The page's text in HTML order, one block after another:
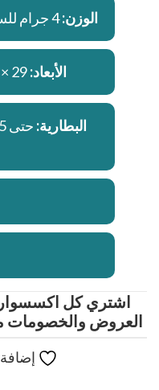
الوزن:4 جرام للسماعة الواحدة، 40 جرام للعلبة.
الأبعاد:
البطارية:
اشتري كل
العروض والخصومات